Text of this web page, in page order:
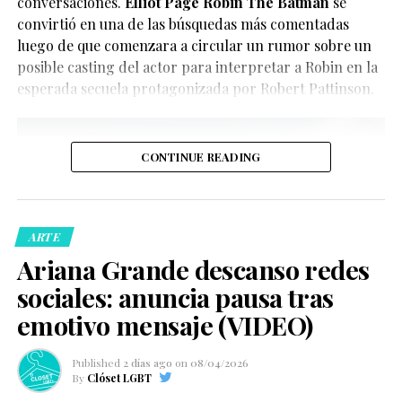
Ver esta publicación en Instagram
acudieron al domicilio tras recibir llamadas de personas
preocupadas por el bienestar del creador de contenido.
Posteriormente, las autoridades confirmaron que la
persona fue trasladada de manera segura a un hospital
local para recibir atención médica.
convirtió en una de las búsquedas más comentadas
luego de que comenzara a circular un rumor sobre un
posible casting del actor para interpretar a Robin en la
esperada secuela protagonizada por Robert Pattinson.
CONTINUE READING
ARTE
Ariana Grande descanso redes
sociales: anuncia pausa tras
emotivo mensaje (VIDEO)
Published 2 días ago on 08/04/2026
By Clóset LGBT